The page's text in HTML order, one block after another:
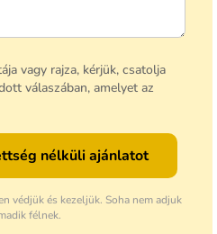
vagy rajza, kérjük, csatolja
válaszában, amelyet az
nélküli ajánlatot
védjük és kezeljük. Soha nem adjuk
félnek.